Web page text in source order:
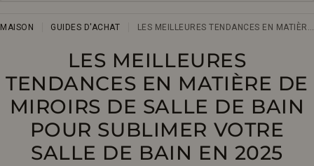
MAISON GUIDES D'ACHAT
LES MEILLEURES
TENDANCES EN MATIÈRE DE
MIROIRS DE SALLE DE BAIN
POUR SUBLIMER VOTRE
SALLE DE BAIN EN 2025